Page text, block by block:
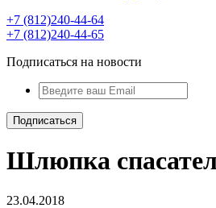
+7 (812)240-44-64
+7 (812)240-44-65
Подписаться на новости
Шлюпка
23.04.2018